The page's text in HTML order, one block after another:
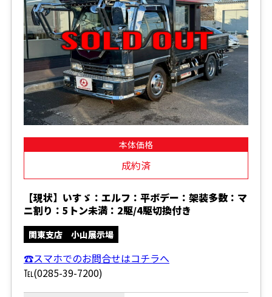
本体価格
成約済
【現状】いすゞ：エルフ：平ボデー：架装多数：マ
ニ割り：5トン未満：2駆/4駆切換付き
関東支店 小山展示場
☎スマホでのお問合せはコチラへ
℡(0285-39-7200)